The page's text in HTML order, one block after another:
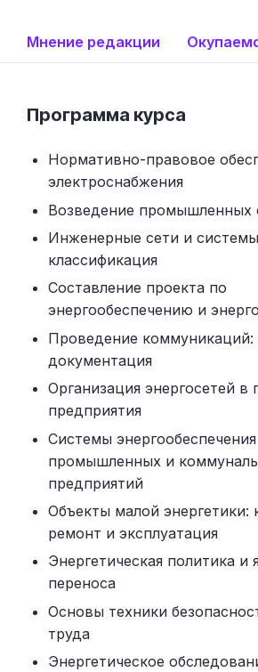
Мнение редакции
Программа курса
Нормативно-правовое
электроснабжения
Возведение промышленных
Инженерные сети и
классификация
Составление проекта по
энергообеспечению и
Проведение коммуникаций:
документация
Организация энергосетей в
предприятия
Системы энергообеспечения
промышленных и
предприятий
Объекты малой энергетики:
ремонт и эксплуатация
Энергетическая политика и
переноса
Основы техники
труда
Энергетическое